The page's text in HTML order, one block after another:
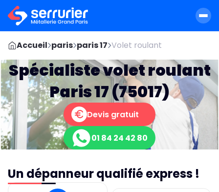
Accueil paris paris 17 Volet roulant
Spécialiste volet roulant
Paris 17 (75017)
Devis gratuit
01 84 24 42 80
Un dépanneur qualifié express !